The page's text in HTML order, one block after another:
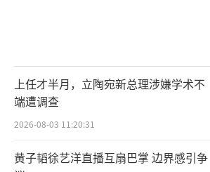
上任才半月，立陶宛新总理涉嫌学术不
端遭调查
2026-08-03 11:20:31
黄子韬徐艺洋直播互扇巴掌 边界感引争